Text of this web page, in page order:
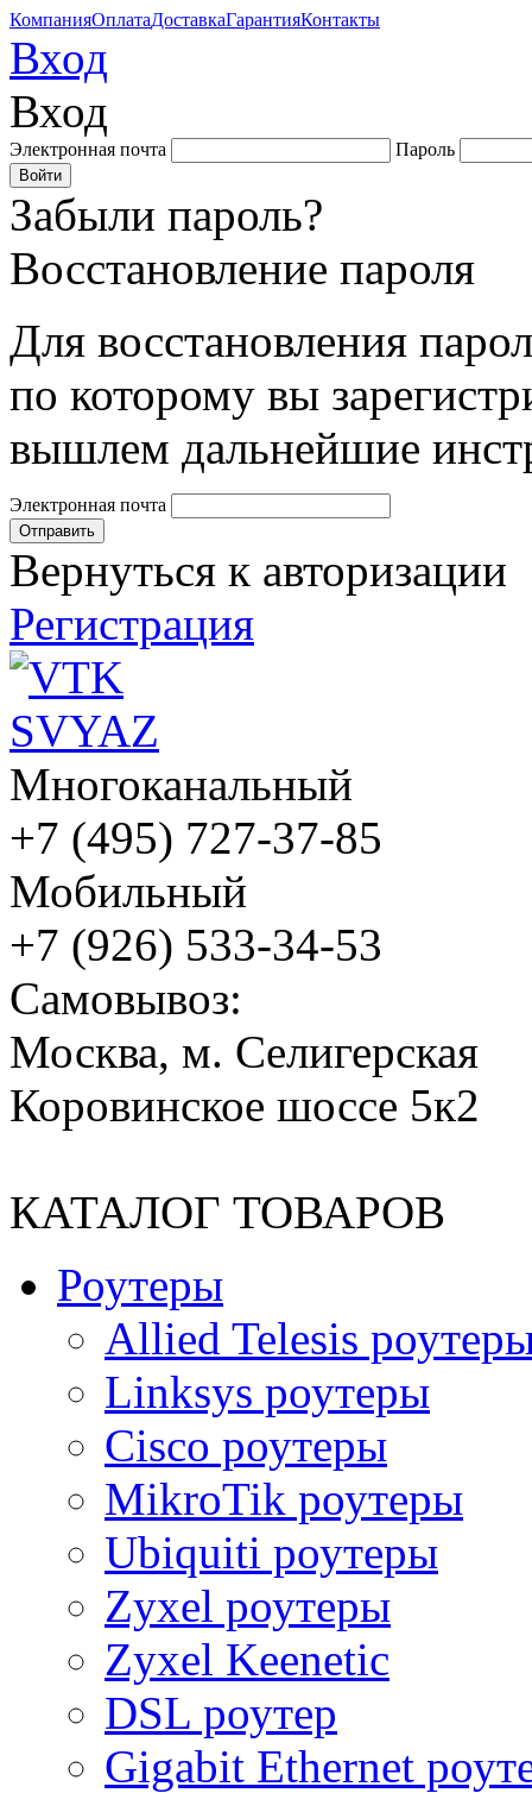
КомпанияОплатаДоставкаГарантияКонтакты
Вход
Вход
Электронная почта Пароль
Забыли пароль?
Восстановление пароля
Для восстановления
по которому вы
вышлем дальнейшие
Электронная почта
Вернуться к авторизации
Регистрация
Многоканальный
+7 (495) 727-37-85
Мобильный
+7 (926) 533-34-53
Cамовывоз:
Москва, м. Селигерская
Коровинское шоссе 5к2
КАТАЛОГ ТОВАРОВ
Роутеры
Allied Telesis
Linksys роутеры
Cisco роутеры
MikroTik роутеры
Ubiquiti роутеры
Zyxel роутеры
Zyxel Keenetic
DSL роутер
Gigabit Ethernet